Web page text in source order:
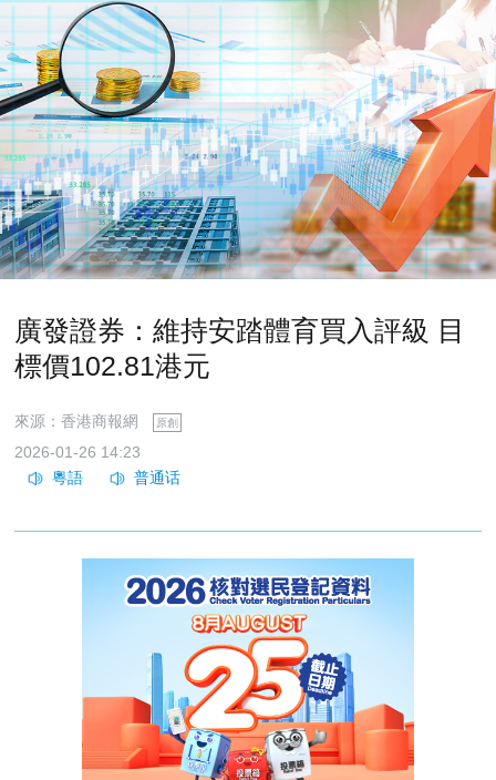
廣發證券：維持安踏體育買入評級 目
標價102.81港元
來源：香港商報網 原創
2026-01-26 14:23